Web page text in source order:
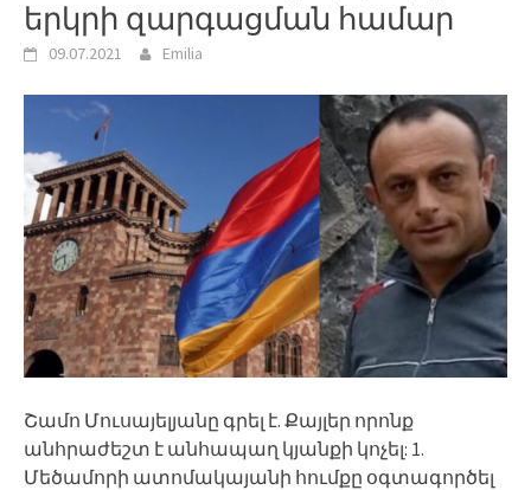
երկրի զարգացման համար
09.07.2021 Emilia
Շամո Մուսայելյանը գրել է. Քայլեր որոնք
անհրաժեշտ է անհապաղ կյանքի կոչել: 1.
Մեծամորի ատոմակայանի հումքը օգտագործել